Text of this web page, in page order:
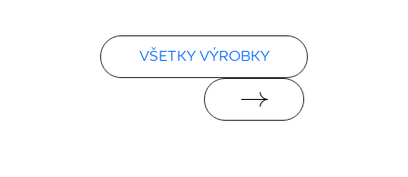
VŠETKY VÝROBKY